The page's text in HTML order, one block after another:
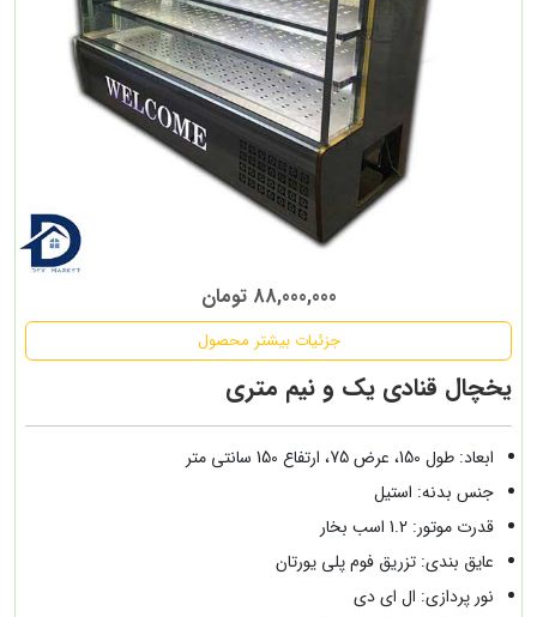
88,000,000 تومان
جزئیات بیشتر محصول
یخچال قنادی یک و نیم متری
ابعاد: طول 150، عرض 75، ارتفاع 150 سانتی متر
جنس بدنه: استیل
قدرت موتور: 1.2 اسب بخار
عایق بندی: تزریق فوم پلی یورتان
نور پردازی: ال ای دی